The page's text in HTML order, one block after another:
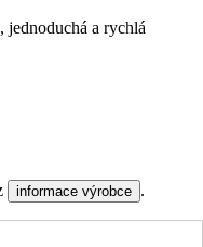
jednoduchá a rychlá
informace výrobce .